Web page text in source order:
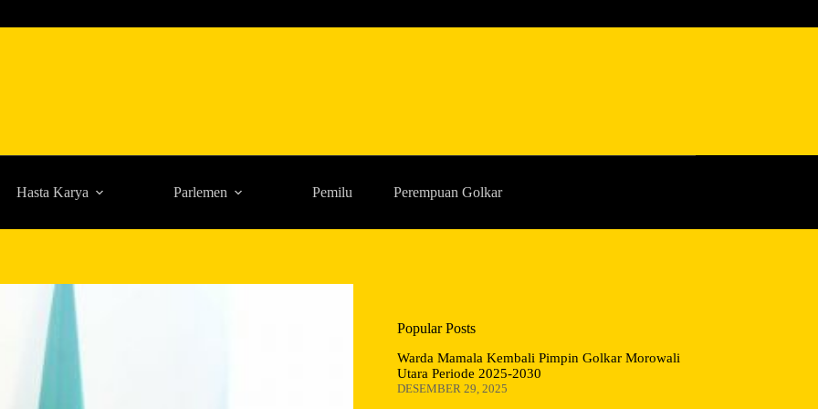
Hasta Karya Parlemen Pemilu Perempuan Golkar
Popular Posts
Warda Mamala Kembali Pimpin Golkar Morowali
Utara Periode 2025-2030
DESEMBER 29, 2025